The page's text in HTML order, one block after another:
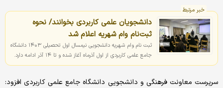
خبر مرتبط
دانشجویان علمی کاربردی بخوانند/ نحوه
ثبت‌نام وام شهریه اعلام شد
ثبت نام وام شهریه دانشجویی نیمسال اول تحصیلی ۱۴۰۳ دانشگاه
جامع علمی کاربردی از اول آذرماه آغاز شده و تا ۱۴ آذر ادامه دارد.
سرپرست معاونت فرهنگی و دانشجویی دانشگاه جامع علمی کاربردی افزود: